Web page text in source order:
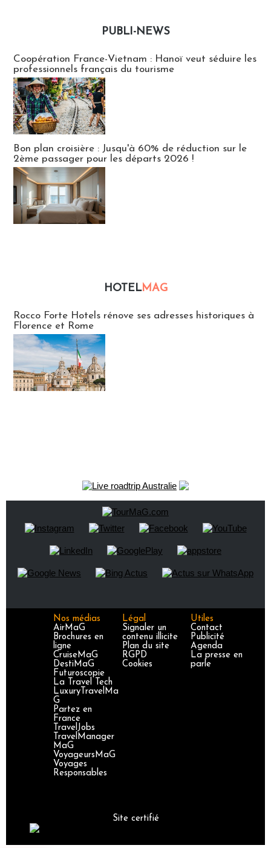
PUBLI-NEWS
Coopération France-Vietnam : Hanoï veut séduire les
professionnels français du tourisme
Bon plan croisière : Jusqu'à 60% de réduction sur le
2ème passager pour les départs 2026 !
HOTELMAG
Rocco Forte Hotels rénove ses adresses historiques à
Florence et Rome
Nos médias
AirMaG
Brochures en
ligne
CruiseMaG
DestiMaG
Futuroscopie
La Travel Tech
LuxuryTravelMa
G
Partez en
France
TravelJobs
TravelManager
MaG
VoyageursMaG
Voyages
Responsables
Légal
Signaler un
contenu illicite
Plan du site
RGPD
Cookies
Utiles
Contact
Publicité
Agenda
La presse en
parle
Site certifié